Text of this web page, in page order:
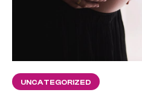
UNCATEGORIZED